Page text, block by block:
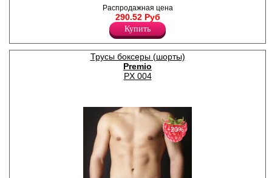
Трусы боксеры из хлопка на
удобной резинке с
фирменным логотипом.
Хлопок 92%
Эластан 8%
Распродажная цена
290.52 Руб
Купить
Трусы боксеры (шорты)
Premio
PX 004
−20%